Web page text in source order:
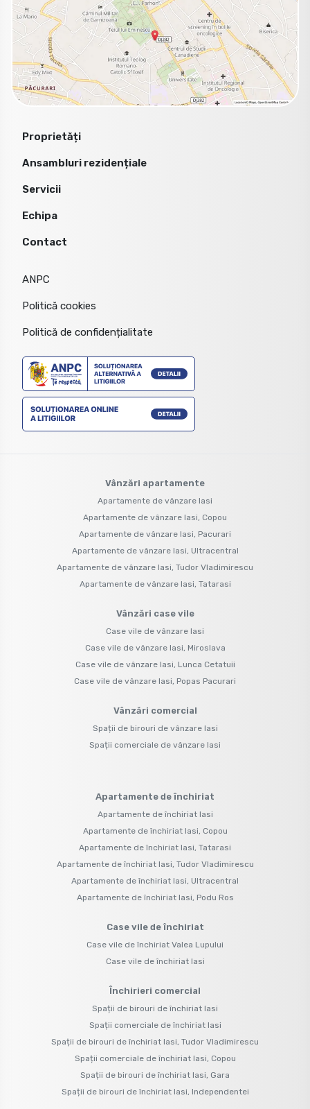
Proprietăți
Ansambluri rezidențiale
Servicii
Echipa
Contact
ANPC
Politică cookies
Politică de confidențialitate
Vânzări apartamente
Apartamente de vânzare Iasi
Apartamente de vânzare Iasi, Copou
Apartamente de vânzare Iasi, Pacurari
Apartamente de vânzare Iasi, Ultracentral
Apartamente de vânzare Iasi, Tudor Vladimirescu
Apartamente de vânzare Iasi, Tatarasi
Vânzări case vile
Case vile de vânzare Iasi
Case vile de vânzare Iasi, Miroslava
Case vile de vânzare Iasi, Lunca Cetatuii
Case vile de vânzare Iasi, Popas Pacurari
Vânzări comercial
Spații de birouri de vânzare Iasi
Spații comerciale de vânzare Iasi
Apartamente de închiriat
Apartamente de închiriat Iasi
Apartamente de închiriat Iasi, Copou
Apartamente de închiriat Iasi, Tatarasi
Apartamente de închiriat Iasi, Tudor Vladimirescu
Apartamente de închiriat Iasi, Ultracentral
Apartamente de închiriat Iasi, Podu Ros
Case vile de închiriat
Case vile de închiriat Valea Lupului
Case vile de închiriat Iasi
Închirieri comercial
Spații de birouri de închiriat Iasi
Spații comerciale de închiriat Iasi
Spații de birouri de închiriat Iasi, Tudor Vladimirescu
Spații comerciale de închiriat Iasi, Copou
Spații de birouri de închiriat Iasi, Gara
Spații de birouri de închiriat Iasi, Independentei